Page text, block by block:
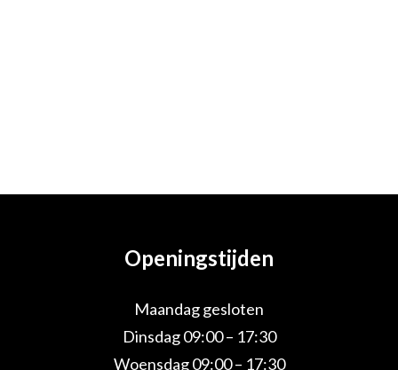
Openingstijden
Maandag gesloten
Dinsdag 09:00 – 17:30
Woensdag 09:00 – 17:30